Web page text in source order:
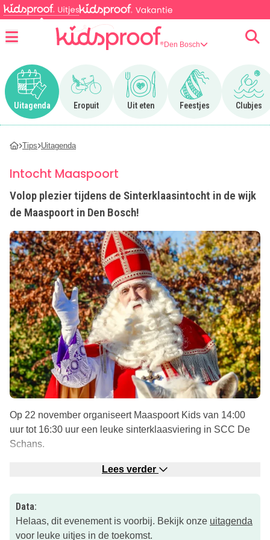
Den Bosch
Uitagenda
Ga naar Uitagenda
Eropuit
Ga naar Eropuit
Uit eten
Ga naar Uit eten
Feestjes
Ga naar Feestjes
Clubjes
Ga
Tips Uitagenda
Intocht Maaspoort
Volop plezier tijdens de Sinterklaasintocht in de wijk
de Maaspoort in Den Bosch!
Op 22 november organiseert Maaspoort Kids van 14:00
uur tot 16:30 uur een leuke sinterklaasviering in SCC De
Schans.
Kinderen kunnen deelnemen aan de pietengym of een
Hebben ze na de gym nog energie over? Dan kunnen ze
meedoen met onze disco of uitrazen op het springkussen.
De toegang is gratis.
Lees verder
Data:
Helaas, dit evenement is voorbij. Bekijk onze uitagenda
voor leuke uitjes in de toekomst.